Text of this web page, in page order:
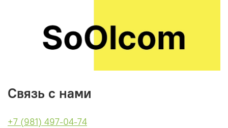
Связь с нами
+7 (981) 497-04-74